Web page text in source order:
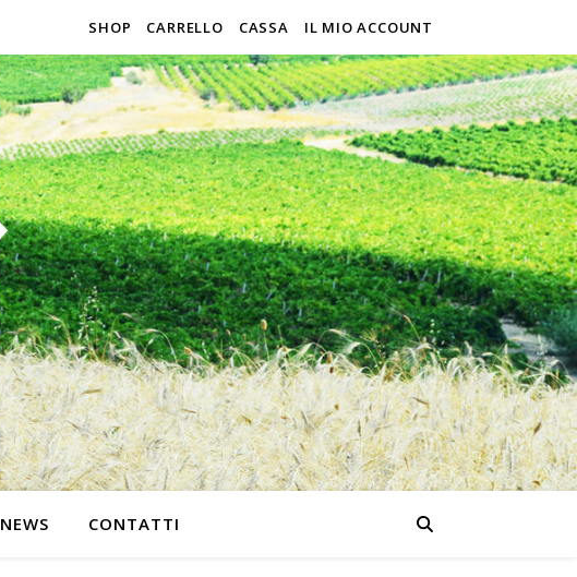
SHOP CARRELLO CASSA IL MIO ACCOUNT
NEWS CONTATTI